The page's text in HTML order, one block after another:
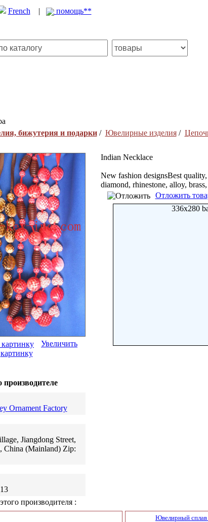
French | помощь**
бижутерия и подарки/ Ювелирные изделия/
Увеличить
картинку
Ornament Factory
Jiangdong Street,
China (Mainland) Zip:
Indian Necklace
New fashion designsBest
diamond, rhinestone, alloy,
Отложить
336x280
производителя :
Ювелирный сплав